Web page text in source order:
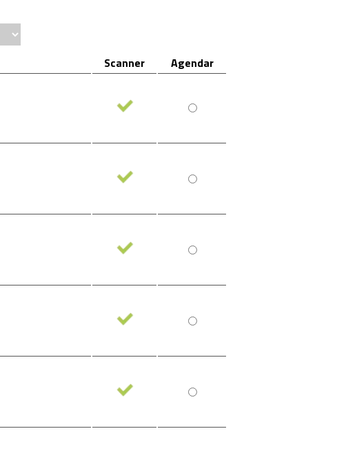
Scanner Agendar